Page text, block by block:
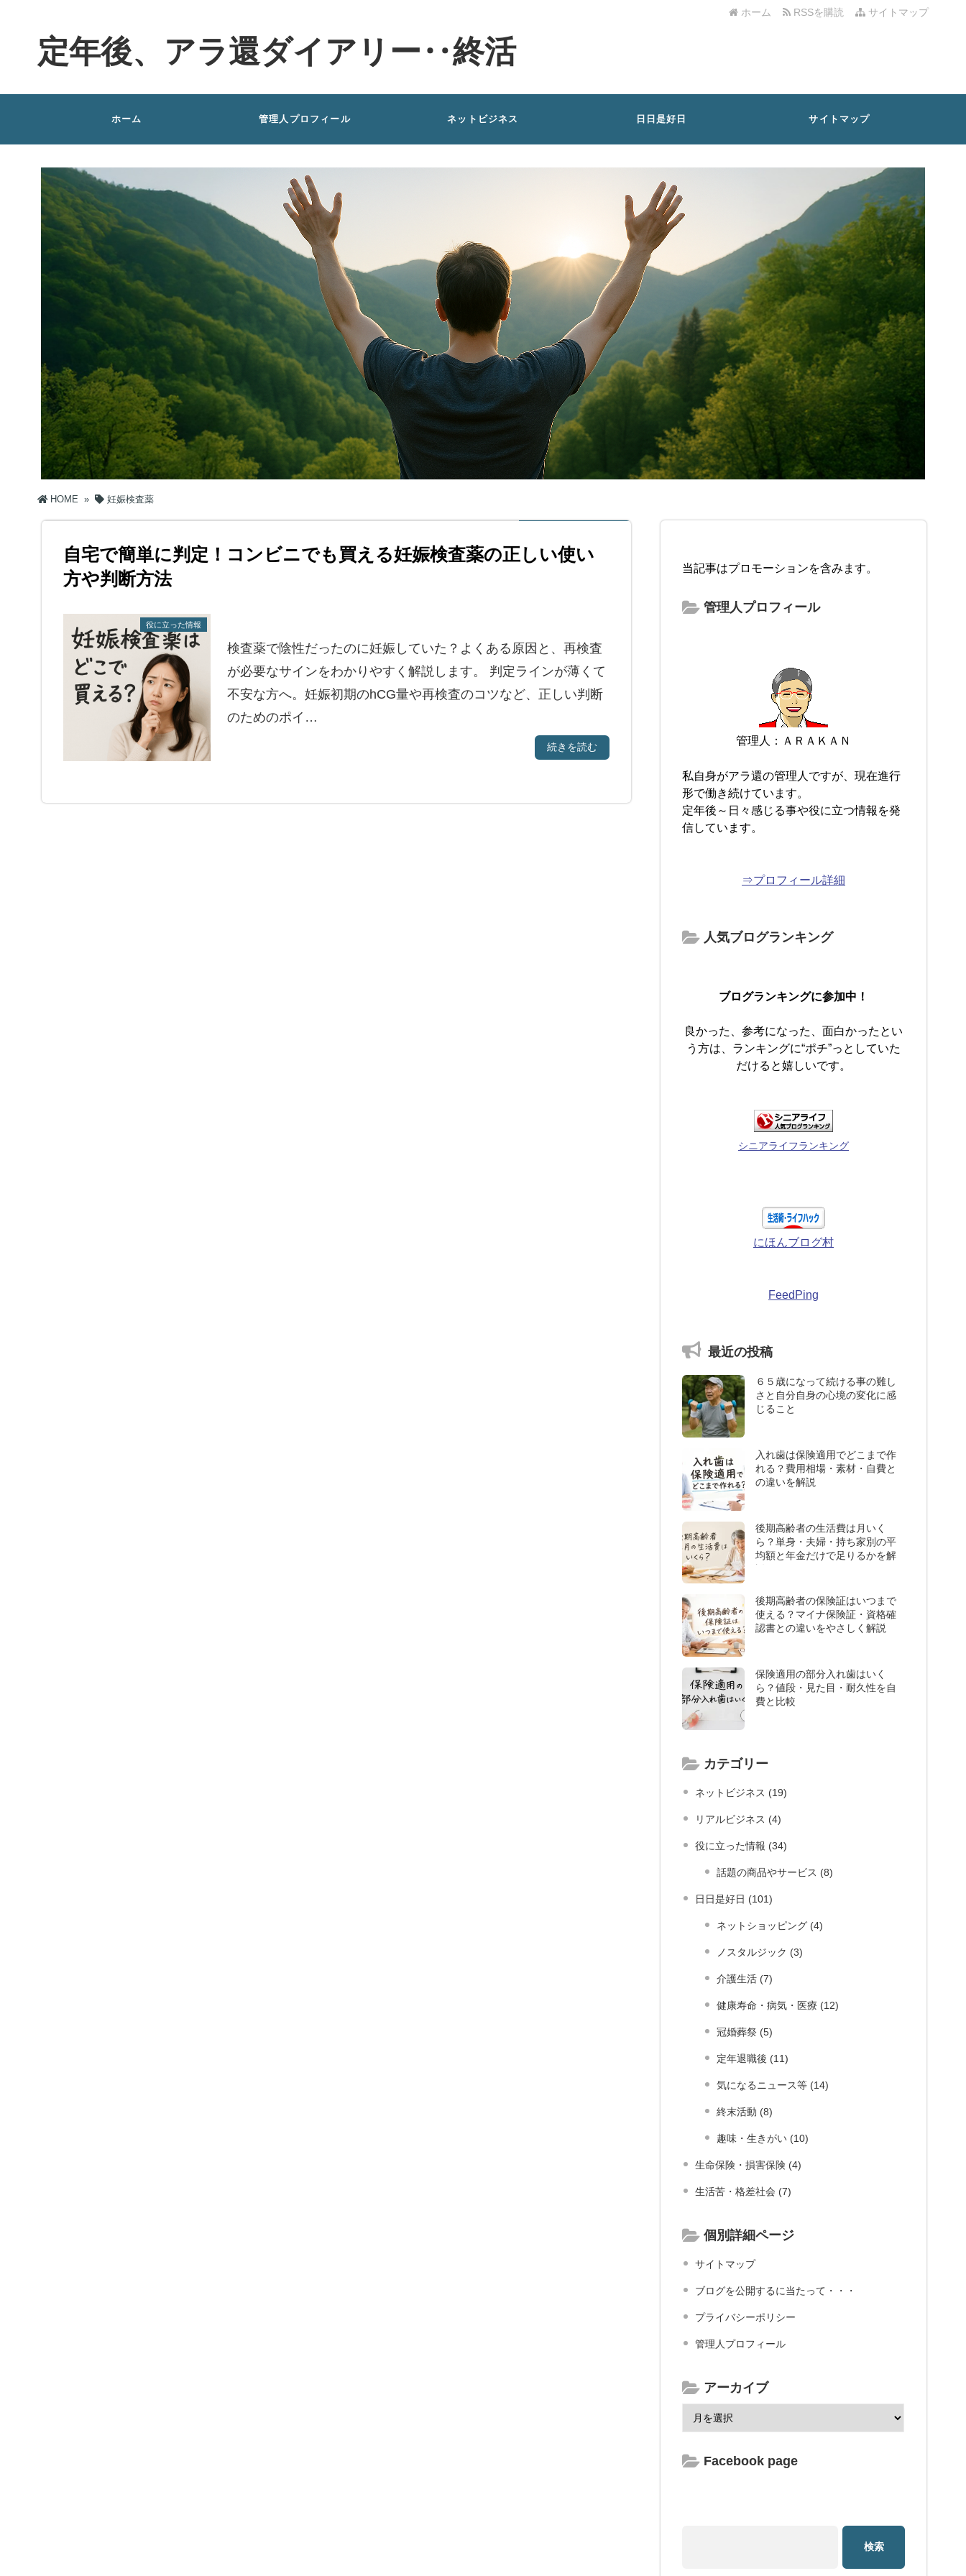
サイトマップ
RSSを購読
ホーム
定年後、アラ還ダイアリー‥終活
ホーム 管理人プロフィール ネットビジネス 日日是好日 サイトマップ
HOME » 妊娠検査薬
自宅で簡単に判定！コンビニでも買える妊娠検査薬の正しい使い
方や判断方法
役に立った情報
検査薬で陰性だったのに妊娠していた？よくある原因と、再検査
が必要なサインをわかりやすく解説します。 判定ラインが薄くて
不安な方へ。妊娠初期のhCG量や再検査のコツなど、正しい判断
のためのポイ…
続きを読む
当記事はプロモーションを含みます。
管理人プロフィール
管理人：ＡＲＡＫＡＮ
私自身がアラ還の管理人ですが、現在進行
形で働き続けています。
定年後～日々感じる事や役に立つ情報を発
信しています。
⇒プロフィール詳細
人気ブログランキング
ブログランキングに参加中！
良かった、参考になった、面白かったとい
う方は、ランキングに“ポチ”っとしていた
だけると嬉しいです。
シニアライフランキング
にほんブログ村
FeedPing
最近の投稿
６５歳になって続ける事の難し
さと自分自身の心境の変化に感
じること
入れ歯は保険適用でどこまで作
れる？費用相場・素材・自費と
の違いを解説
後期高齢者の生活費は月いく
ら？単身・夫婦・持ち家別の平
均額と年金だけで足りるかを解
説
後期高齢者の保険証はいつまで
使える？マイナ保険証・資格確
認書との違いをやさしく解説
保険適用の部分入れ歯はいく
ら？値段・見た目・耐久性を自
費と比較
カテゴリー
ネットビジネス (19)
リアルビジネス (4)
役に立った情報 (34)
話題の商品やサービス (8)
日日是好日 (101)
ネットショッピング (4)
ノスタルジック (3)
介護生活 (7)
健康寿命・病気・医療 (12)
冠婚葬祭 (5)
定年退職後 (11)
気になるニュース等 (14)
終末活動 (8)
趣味・生きがい (10)
生命保険・損害保険 (4)
生活苦・格差社会 (7)
個別詳細ページ
サイトマップ
ブログを公開するに当たって・・・
プライバシーポリシー
管理人プロフィール
アーカイブ
Facebook page